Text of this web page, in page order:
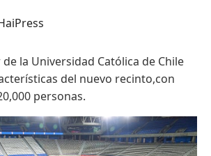
la Universidad Católica de Chile
del nuevo recinto,con
personas.